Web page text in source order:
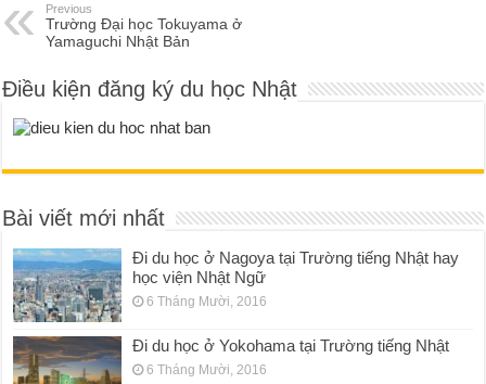
Previous
Trường Đại học Tokuyama ở
Yamaguchi Nhật Bản
Điều kiện đăng ký du học Nhật
Bài viết mới nhất
Đi du học ở Nagoya tại Trường tiếng Nhật hay
học viện Nhật Ngữ
6 Tháng Mười, 2016
Đi du học ở Yokohama tại Trường tiếng Nhật
6 Tháng Mười, 2016